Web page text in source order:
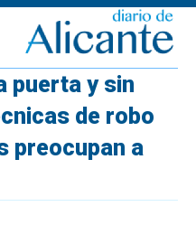
puerta y sin
de robo
preocupan a